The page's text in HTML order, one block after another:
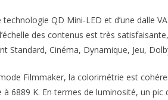
technologie QD Mini-LED et d’une dalle
des contenus est très
Standard, Cinéma, Dynamique, Jeu,
Filmmaker, la colorimétrie est
à 6889 K. En termes de luminosité, un